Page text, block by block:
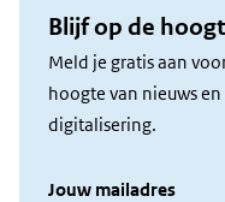
Blijf op de
Meld je gratis aan
hoogte van nieuws
digitalisering.
Jouw mailadres